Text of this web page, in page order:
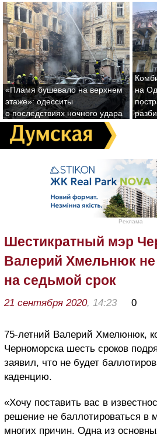
«Пламя бушевало на верхнем
этаже»: одесситы
о последствиях ночного удара
на
Реклама
Шестикратный мэр
Валерий Хмельнюк не
на седьмой срок
21 сентября 2020, 14:23 0
75-летний Валерий Хмелюнюк,
Черноморска шесть сроков
заявил, что не будет
каденцию.
«Хочу поставить вас в
решение не баллотироваться в
многих причин. Одна из